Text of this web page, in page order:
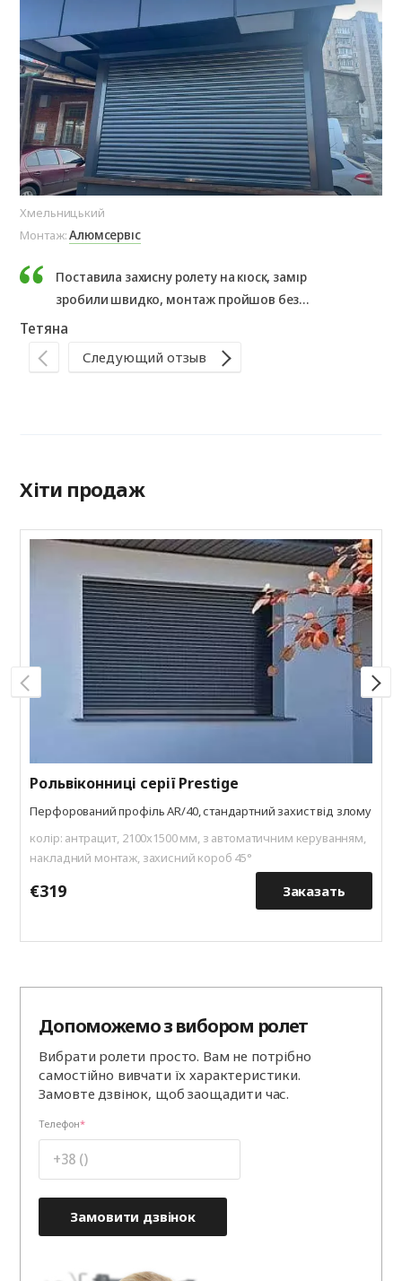
Хмельницький
Монтаж:Алюмсервіс
Поставила захисну ролету на кіоск, замір
зробили швидко, монтаж пройшов без
проблем. Результатом дуже задоволена,
Тетяна
Следующий отзыв
Хіти продаж
Рольвіконниці серії Prestige
Перфорований профіль AR/40, стандартний захист від злому
колір: антрацит, 2100х1500 мм, з автоматичним керуванням,
накладний монтаж, захисний короб 45°
€319 Заказать
Допоможемо з вибором ролет
Вибрати ролети просто. Вам не потрібно
самостійно вивчати їх характеристики.
Замовте дзвінок, щоб заощадити час.
Телефон
Замовити дзвінок